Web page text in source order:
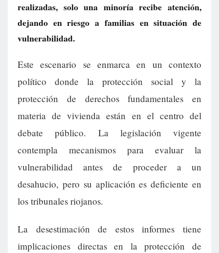
realizadas, solo una minoría recibe atención,
dejando en riesgo a familias en situación de
vulnerabilidad.
Este escenario se enmarca en un contexto
político donde la protección social y la
protección de derechos fundamentales en
materia de vivienda están en el centro del
debate público. La legislación vigente
contempla mecanismos para evaluar la
vulnerabilidad antes de proceder a un
desahucio, pero su aplicación es deficiente en
los tribunales riojanos.
La desestimación de estos informes tiene
implicaciones directas en la protección de